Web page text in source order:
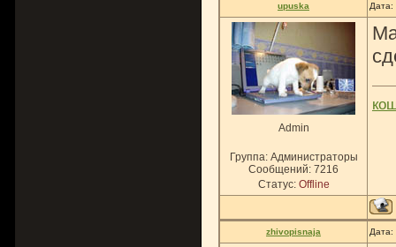
upuska
Admin
Группа: Администраторы
Сообщений: 7216
Статус: Offline
zhivopisnaja